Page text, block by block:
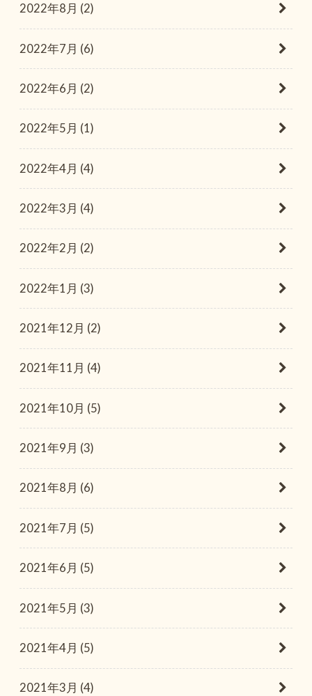
2022年8月 (2)
2022年7月 (6)
2022年6月 (2)
2022年5月 (1)
2022年4月 (4)
2022年3月 (4)
2022年2月 (2)
2022年1月 (3)
2021年12月 (2)
2021年11月 (4)
2021年10月 (5)
2021年9月 (3)
2021年8月 (6)
2021年7月 (5)
2021年6月 (5)
2021年5月 (3)
2021年4月 (5)
2021年3月 (4)